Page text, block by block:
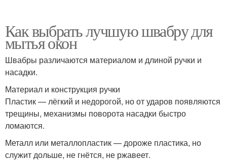
Как выбрать лучшую швабру для
мытья окон
Швабры различаются материалом и длиной ручки и
насадки.
Материал и конструкция ручки
Пластик — лёгкий и недорогой, но от ударов появляются
трещины, механизмы поворота насадки быстро
ломаются.
Металл или металлопластик — дороже пластика, но
служит дольше, не гнётся, не ржавеет.